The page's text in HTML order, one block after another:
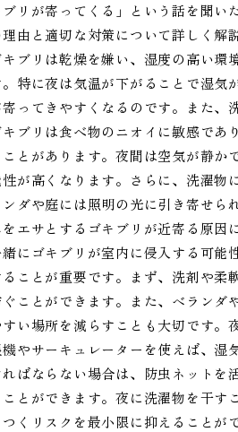
リが寄ってくる」という話を聞
理由と適切な対策について詳しく
ブリは乾燥を嫌い、湿度の高い
。特に夜は気温が下がることで湿
ってきやすくなるのです。また、
キブリは食べ物のニオイに敏感で
とがあります。夜間は空気が静
が高くなります。さらに、洗濯物
ダや庭には照明の光に引き寄せら
をエサとするゴキブリが近寄る原因
緒にゴキブリが室内に侵入する可
ことが重要です。まず、洗剤や
ぐことができます。また、ベランダ
い場所を減らすことも大切です。
やサーキュレーターを使えば、
ばならない場合は、防虫ネットを
ことができます。夜に洗濯物を干
つくリスクを最小限に抑えること